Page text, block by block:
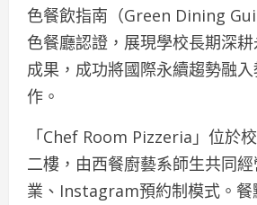
色餐飲指南（Green Dining
色餐廳認證，展現學校長期深
成果，成功將國際永續趨勢融
作。
「Chef Room Pizzeria」位於
二樓，由西餐廚藝系師生共同
業、Instagram預約制模式。餐